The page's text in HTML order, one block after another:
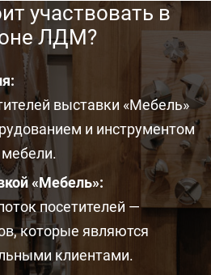
участвовать в
ЛДМ?
выставки «Мебель»
и инструментом
«Мебель»:
посетителей —
которые являются
клиентами.